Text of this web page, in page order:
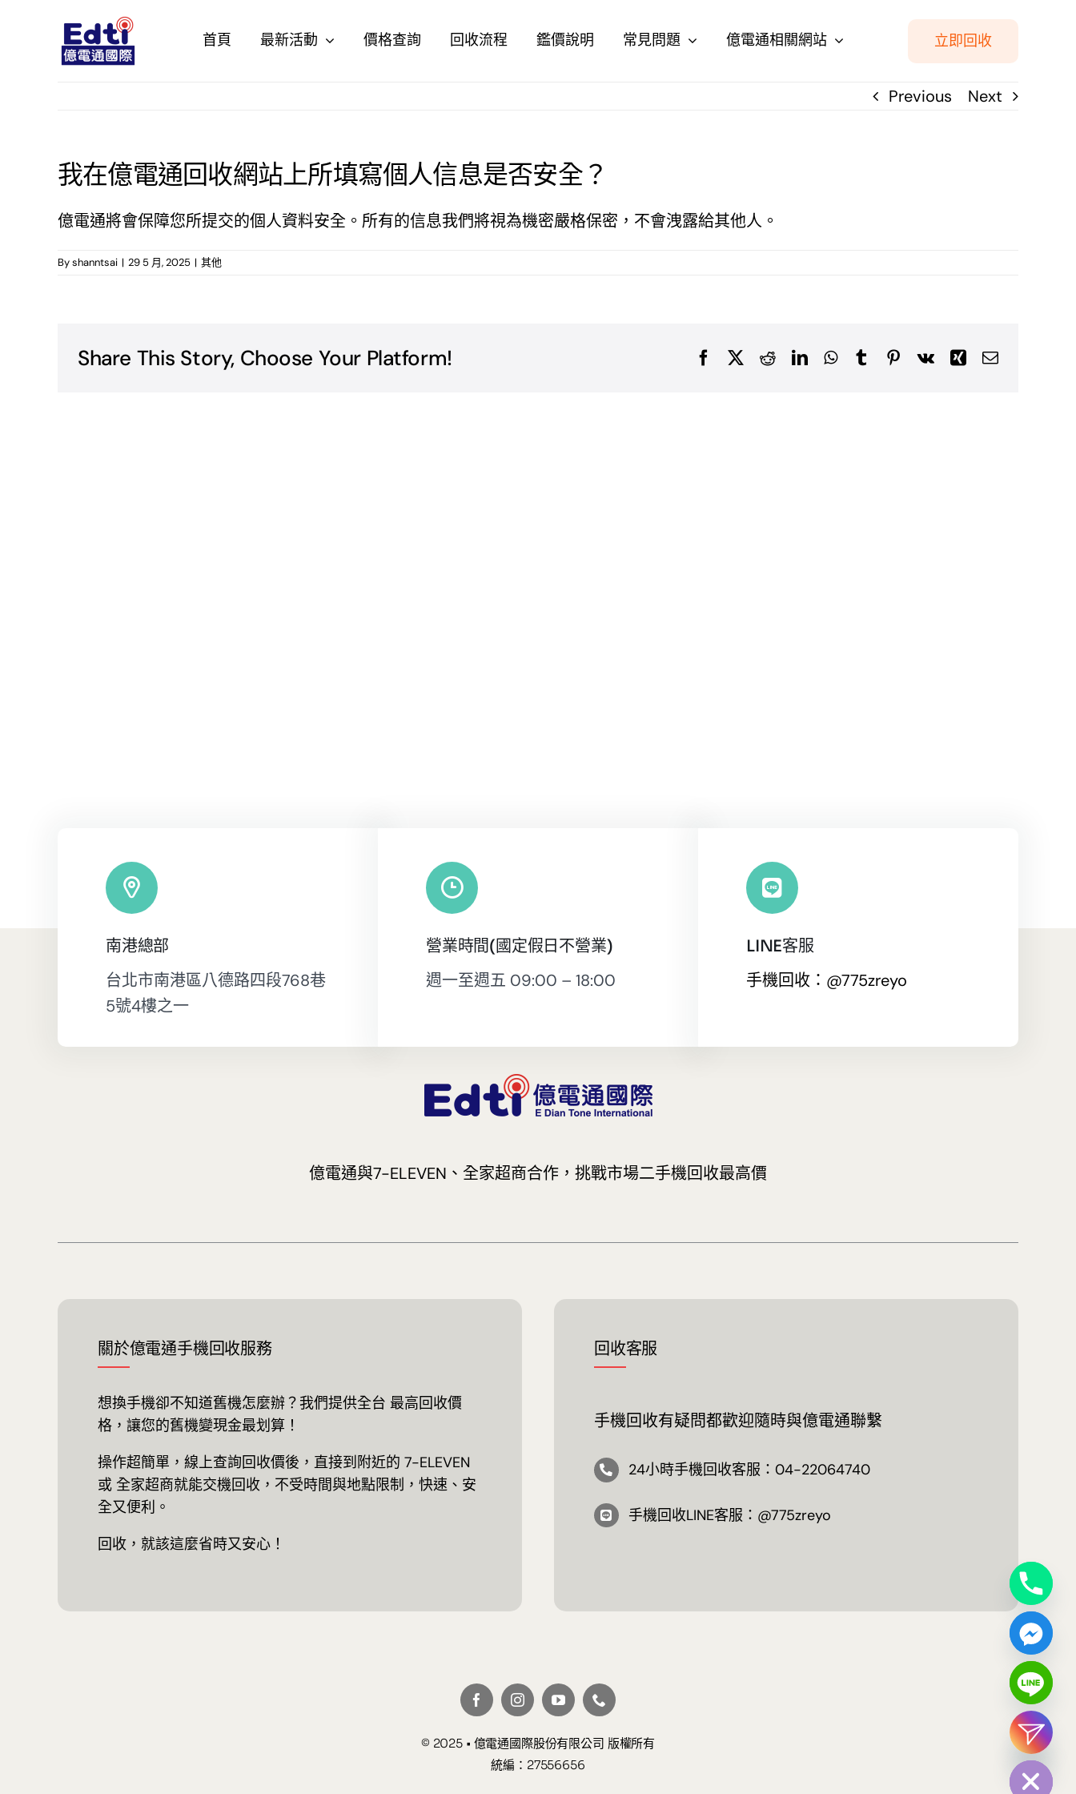
首頁 最新活動 價格查詢 回收流程 鑑價說明 常見問題 億電通相關網站 立即回收
Previous Next
我在億電通回收網站上所填寫個人信息是否安全？
億電通將會保障您所提交的個人資料安全。所有的信息我們將視為機密嚴格保密，不會洩露給其他人。
Byshanntsai | 29 5 月, 2025 | 其他
Share This Story, Choose Your Platform! FacebookRedditLinkedInWhatsApp
TumblrPinterest
Vk XingEmail
南港總部
台北市南港區八德路四段768巷
5號4樓之一
營業時間(國定假日不營業)
週一至週五 09:00 – 18:00
LINE客服
手機回收：@775zreyo
億電通與7-ELEVEN、全家超商合作，挑戰市場二手機回收最高價
關於億電通手機回收服務
想換手機卻不知道舊機怎麼辦？我們提供全台 最高回收價
格，讓您的舊機變現金最划算！
操作超簡單，線上查詢回收價後，直接到附近的 7-ELEVEN
或 全家超商就能交機回收，不受時間與地點限制，快速、安
全又便利。
回收，就該這麼省時又安心！
回收客服
手機回收有疑問都歡迎隨時與億電通聯繫
24小時手機回收客服：04-22064740
手機回收LINE客服：@775zreyo
© 2025 • 億電通國際股份有限公司 版權所有
統編：27556656
Hide
chaty